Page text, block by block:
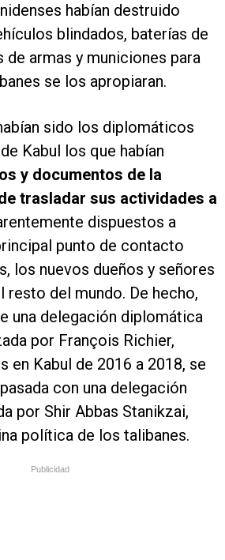
habían destruido
blindados, baterías de
de armas y municiones para
se los apropiaran.
sido los diplomáticos
Kabul los que habían
y documentos de la
trasladar sus actividades a
dispuestos a
punto de contacto
los nuevos dueños y señores
resto del mundo. De hecho,
una delegación diplomática
por François Richier,
en Kabul de 2016 a 2018, se
con una delegación
por Shir Abbas Stanikzai,
política de los talibanes.
Publicidad